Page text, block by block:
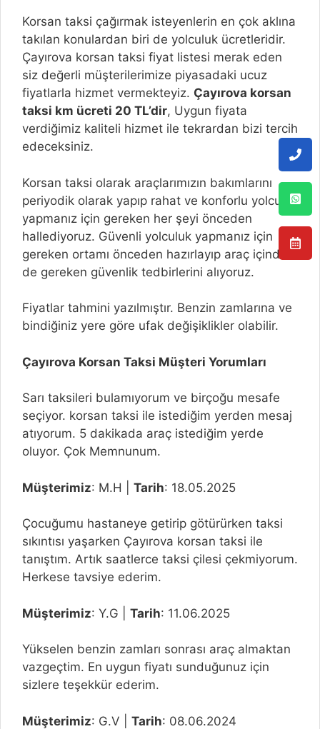
Korsan taksi çağırmak isteyenlerin en çok aklına
takılan konulardan biri de yolculuk ücretleridir.
Çayırova korsan taksi fiyat listesi merak eden
siz değerli müşterilerimize piyasadaki ucuz
fiyatlarla hizmet vermekteyiz. Çayırova korsan
taksi km ücreti 20 TL’dir, Uygun fiyata
verdiğimiz kaliteli hizmet ile tekrardan bizi tercih
edeceksiniz.
Korsan taksi olarak araçlarımızın bakımlarını
periyodik olarak yapıp rahat ve konforlu yolculuk
yapmanız için gereken her şeyi önceden
hallediyoruz. Güvenli yolculuk yapmanız için
gereken ortamı önceden hazırlayıp araç içinde
de gereken güvenlik tedbirlerini alıyoruz.
Fiyatlar tahmini yazılmıştır. Benzin zamlarına ve
bindiğiniz yere göre ufak değişiklikler olabilir.
Çayırova Korsan Taksi Müşteri Yorumları
Sarı taksileri bulamıyorum ve birçoğu mesafe
seçiyor. korsan taksi ile istediğim yerden mesaj
atıyorum. 5 dakikada araç istediğim yerde
oluyor. Çok Memnunum.
Müşterimiz: M.H | Tarih: 18.05.2025
Çocuğumu hastaneye getirip götürürken taksi
sıkıntısı yaşarken Çayırova korsan taksi ile
tanıştım. Artık saatlerce taksi çilesi çekmiyorum.
Herkese tavsiye ederim.
Müşterimiz: Y.G | Tarih: 11.06.2025
Yükselen benzin zamları sonrası araç almaktan
vazgeçtim. En uygun fiyatı sunduğunuz için
sizlere teşekkür ederim.
Müşterimiz: G.V | Tarih: 08.06.2024